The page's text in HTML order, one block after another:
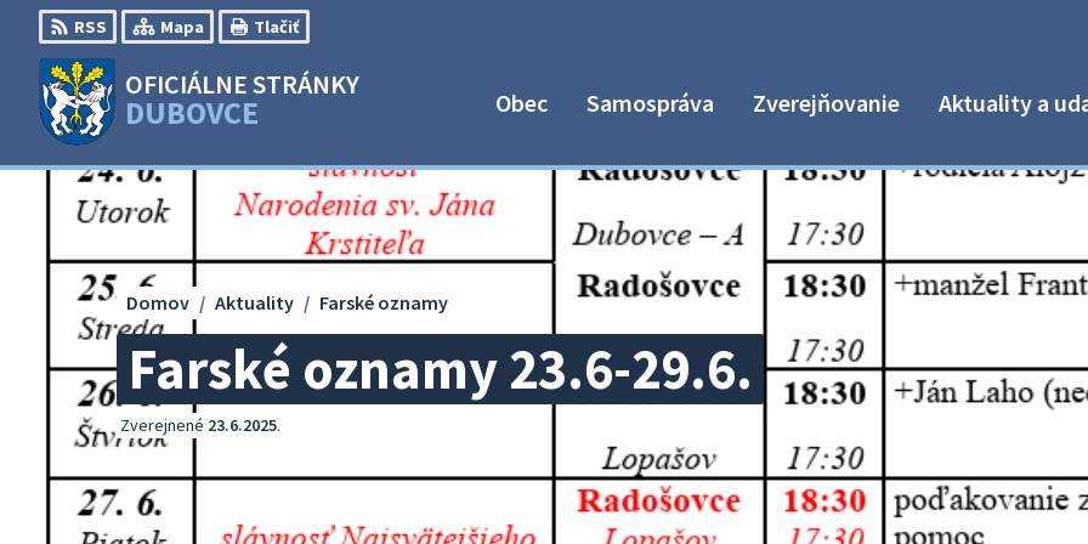
Preskočiť
na
obsah
RSS Mapa Tlačiť
OFICIÁLNE STRÁNKY
DUBOVCE Obec Samospráva Zverejňovanie Aktuality a
Farské oznamy 23.6-29.6.
Domov Aktuality Farské oznamy
Zverejnené 23.6.2025.